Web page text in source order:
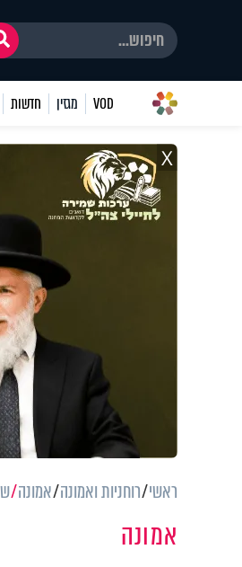
VOD מגזין חדשות
X
ראשי רוחניות ואמונה אמונה
אמונה